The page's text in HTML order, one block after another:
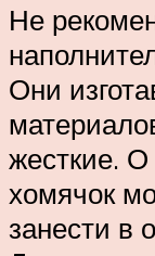
Не
Они
жесткие.
хомячок
занести в